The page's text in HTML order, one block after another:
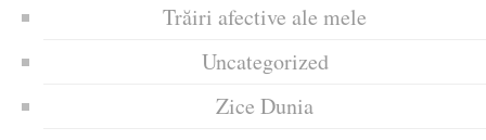
Trăiri afective ale mele
Uncategorized
Zice Dunia